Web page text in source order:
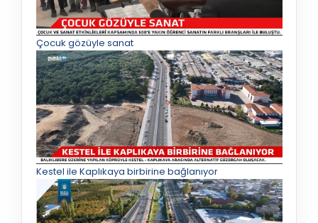
Çocuk gözüyle sanat
Kestel ile Kaplıkaya birbirine bağlanıyor